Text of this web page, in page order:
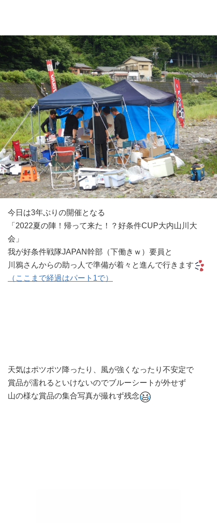
今日は3年ぶりの開催となる
「2022夏の陣！帰って来た！？好条件CUP大内山川大
会」
我が好条件戦隊JAPAN幹部（下働きｗ）要員と
川鴉さんからの助っ人で準備が着々と進んで行きます
（ここまで経過はパート1で）
天気はポツポツ降ったり、風が強くなったり不安定で
賞品が濡れるといけないのでブルーシートが外せず
山の様な賞品の集合写真が撮れず残念